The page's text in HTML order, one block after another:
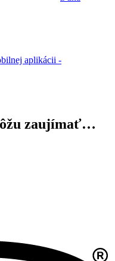
aplikácii -
zaujímať…